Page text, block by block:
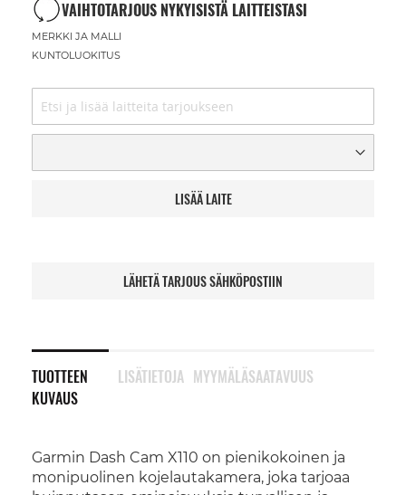
VAIHTOTARJOUS NYKYISISTÄ LAITTEISTASI
MERKKI JA MALLI
KUNTOLUOKITUS
LISÄÄ LAITE
LÄHETÄ TARJOUS SÄHKÖPOSTIIN
TUOTTEEN
KUVAUS
Garmin Dash Cam X110 on pienikokoinen ja
monipuolinen kojelautakamera, joka tarjoaa
LISÄTIETOJA MYYMÄLÄSAATAVUUS